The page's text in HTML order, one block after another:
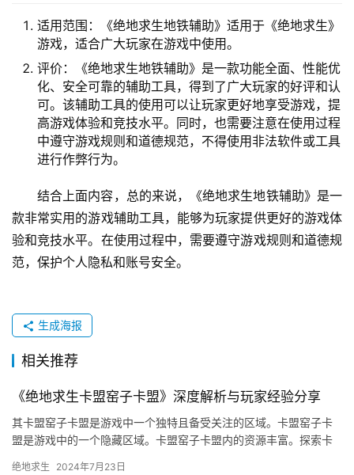
适用范围：《绝地求生地铁辅助》适用于《绝地求生》
游戏，适合广大玩家在游戏中使用。
评价：《绝地求生地铁辅助》是一款功能全面、性能优
化、安全可靠的辅助工具，得到了广大玩家的好评和认
可。该辅助工具的使用可以让玩家更好地享受游戏，提
高游戏体验和竞技水平。同时，也需要注意在使用过程
中遵守游戏规则和道德规范，不得使用非法软件或工具
进行作弊行为。
结合上面内容，总的来说，《绝地求生地铁辅助》是一
款非常实用的游戏辅助工具，能够为玩家提供更好的游戏体
验和竞技水平。在使用过程中，需要遵守游戏规则和道德规
范，保护个人隐私和账号安全。
生成海报
相关推荐
《绝地求生卡盟窑子卡盟》深度解析与玩家经验分享
其卡盟窑子卡盟是游戏中一个独特且备受关注的区域。卡盟窑子卡
盟是游戏中的一个隐藏区域。卡盟窑子卡盟内的资源丰富。探索卡
绝地求生 2024年7月23日